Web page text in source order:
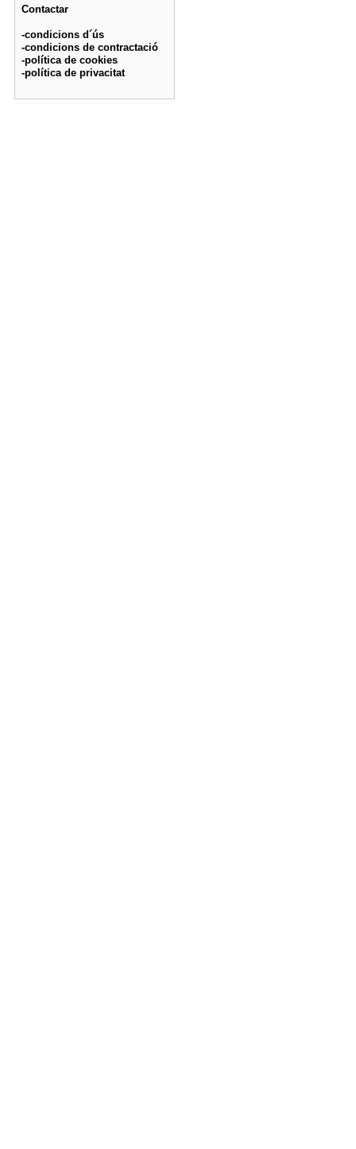
Contactar
-condicions d´ús
-condicions de contractació
-política de cookies
-política de privacitat